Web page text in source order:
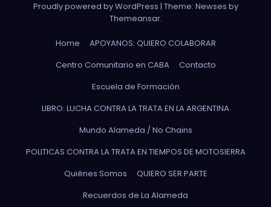
Proudly powered by WordPress | Theme: Newses by
Themeansar.
Home
APOYANOS: QUIERO COLABORAR
Centro Comunitario en CABA
Contacto
Escuela de Formación
LIBRO: LUCHA CONTRA LA TRATA EN LA ARGENTINA
Mundo Alameda / No Chains
POLITICAS CONTRA LA TRATA EN TIEMPOS DE MOTOSIERRA
Quiénes Somos
QUIERO SER PARTE
Recuerdos de La Alameda